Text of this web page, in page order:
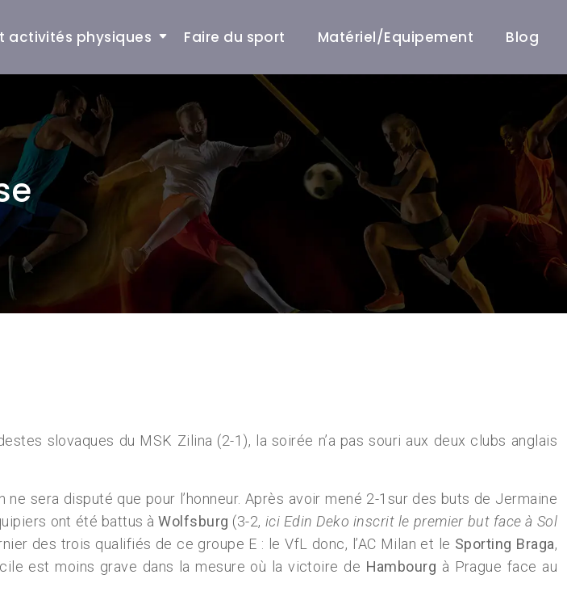
activités physiques Faire du sport Matériel/Equipement Blog
slovaques du MSK Zilina (2-1), la soirée n’a pas souri aux deux clubs anglais
sera disputé que pour l’honneur. Après avoir mené 2-1sur des buts de Jermaine
ont été battus àWolfsburg (3-2, ici Edin Deko inscrit le premier but face à Sol
des trois qualifiés de ce groupe E : le VfL donc, l’AC Milan et le Sporting Braga,
est moins grave dans la mesure où la victoire de Hambourg à Prague face au